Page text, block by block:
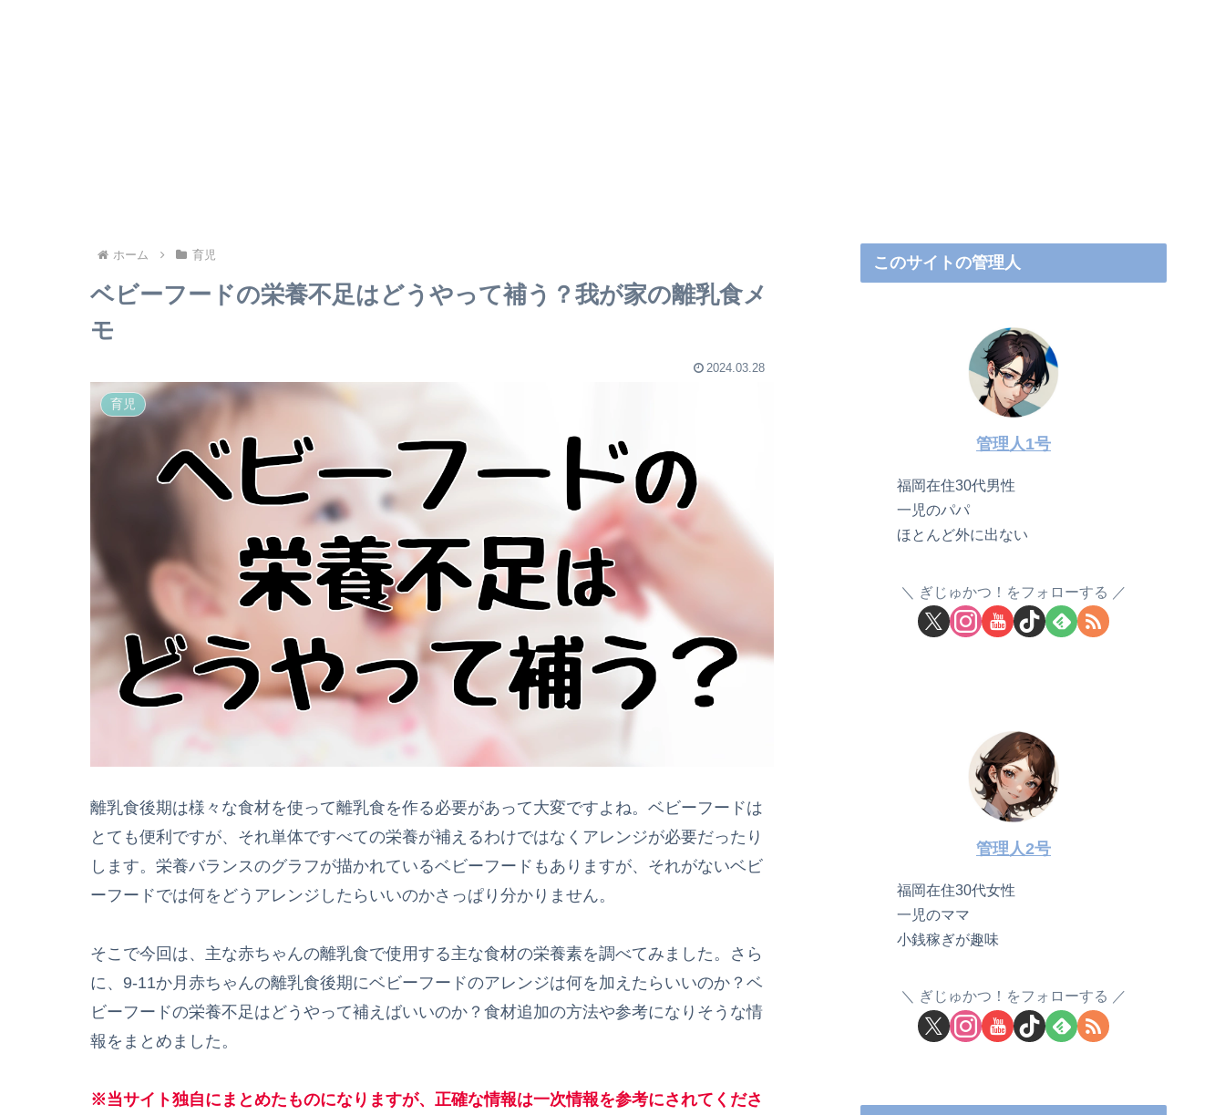
ホーム 育児
ベビーフードの栄養不足はどうやって補う？我が家の離乳食メ
モ
2024.03.28
育児
離乳食後期は様々な食材を使って離乳食を作る必要があって大変ですよね。ベビーフードは
とても便利ですが、それ単体ですべての栄養が補えるわけではなくアレンジが必要だったり
します。栄養バランスのグラフが描かれているベビーフードもありますが、それがないベビ
ーフードでは何をどうアレンジしたらいいのかさっぱり分かりません。
そこで今回は、主な赤ちゃんの離乳食で使用する主な食材の栄養素を調べてみました。さら
に、9-11か月赤ちゃんの離乳食後期にベビーフードのアレンジは何を加えたらいいのか？ベ
ビーフードの栄養不足はどうやって補えばいいのか？食材追加の方法や参考になりそうな情
報をまとめました。
※当サイト独自にまとめたものになりますが、正確な情報は一次情報を参考にされてくださ
このサイトの管理人
管理人1号
福岡在住30代男性
一児のパパ
ほとんど外に出ない
ぎじゅかつ！をフォローする
管理人2号
福岡在住30代女性
一児のママ
小銭稼ぎが趣味
ぎじゅかつ！をフォローする